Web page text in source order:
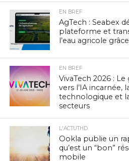
EN BREF
AgTech : Seabex
plateforme et
l’eau agricole grâce
EN BREF
VivaTech 2026 :
vers l’IA incarnée,
technologique et
secteurs
L'ACTUTHD
Ookla publie un
qu’est un “bon”
mobile